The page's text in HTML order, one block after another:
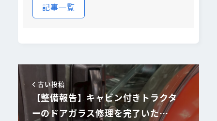
記事一覧
古い投稿
【整備報告】キャビン付きトラクタ
ーのドアガラス修理を完了いた…